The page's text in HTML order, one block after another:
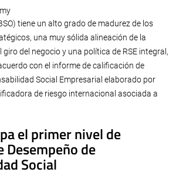
tiene un alto grado de madurez de los
una muy sólida alineación de la
del negocio y una política de RSE integral,
con el informe de calificación de
Social Empresarial elaborado por
de riesgo internacional asociada a
el primer nivel de
Desempeño de
Social